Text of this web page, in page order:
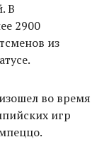
В
2900
из
во время
игр